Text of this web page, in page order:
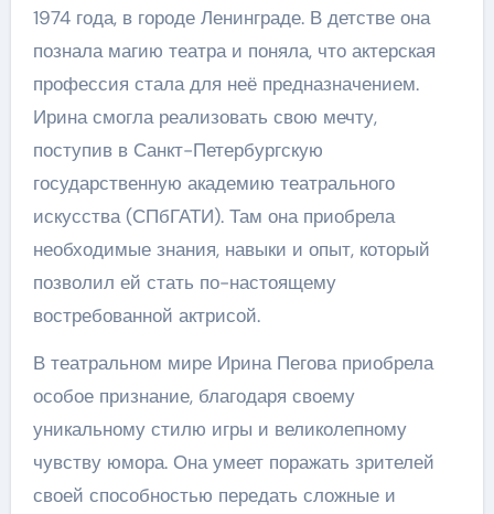
1974 года, в городе Ленинграде. В детстве она
познала магию театра и поняла, что актерская
профессия стала для неё предназначением.
Ирина смогла реализовать свою мечту,
поступив в Санкт-Петербургскую
государственную академию театрального
искусства (СПбГАТИ). Там она приобрела
необходимые знания, навыки и опыт, который
позволил ей стать по-настоящему
востребованной актрисой.
В театральном мире Ирина Пегова приобрела
особое признание, благодаря своему
уникальному стилю игры и великолепному
чувству юмора. Она умеет поражать зрителей
своей способностью передать сложные и